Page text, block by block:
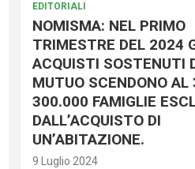
EDITORIALI
NOMISMA: NEL PRIMO
TRIMESTRE DEL 2024
ACQUISTI SOSTENUTI
MUTUO SCENDONO AL
300.000 FAMIGLIE
DALL’ACQUISTO DI
UN’ABITAZIONE.
9 Luglio 2024